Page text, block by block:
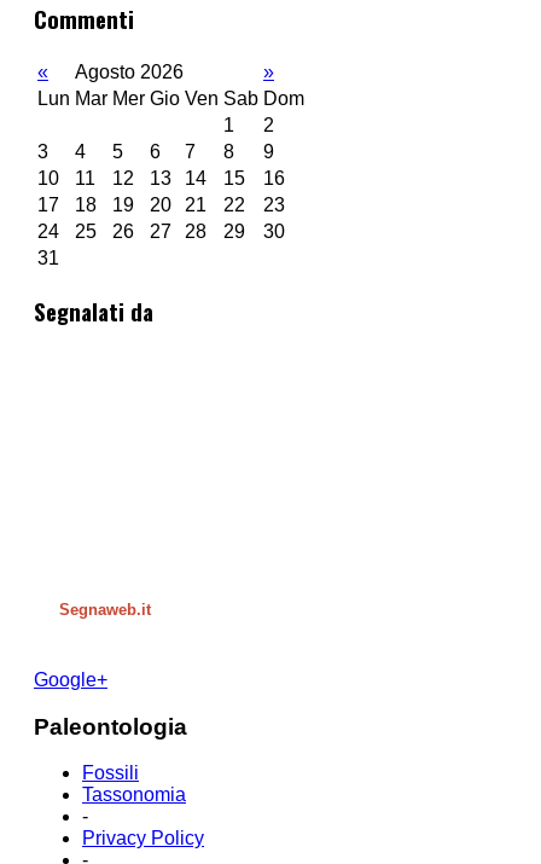
Commenti
« Agosto 2026
»
Lun Mar Mer Gio Ven Sab Dom
1
2
3
4 5 6 7 8
9
10
11 12 13 14 15
16
17
18 19 20 21 22
23
24
25 26 27 28 29
30
31
Segnalati da
Segnaweb.it
Google+
Paleontologia
Fossili
Tassonomia
-
Privacy Policy